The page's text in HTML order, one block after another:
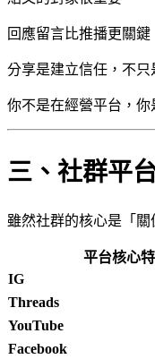
回應留言比推播更關鍵
分享是建立信任，不只
你不是在經營平台，你
三、社群平
雖然社群的核心是「
平台核心
IG
Threads
YouTube
Facebook